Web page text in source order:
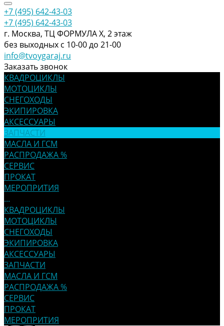
+7 (495) 642-43-03
+7 (495) 642-43-03
г. Москва, ТЦ ФОРМУЛА Х, 2 этаж
без выходных с 10-00 до 21-00
info@tvoygaraj.ru
Заказать звонок
КВАДРОЦИКЛЫ
МОТОЦИКЛЫ
СНЕГОХОДЫ
ЭКИПИРОВКА
АКСЕССУАРЫ
ЗАПЧАСТИ
МАСЛА И ГСМ
РАСПРОДАЖА %
СЕРВИС
ПРОКАТ
МЕРОПРИТИЯ
...
КВАДРОЦИКЛЫ
МОТОЦИКЛЫ
СНЕГОХОДЫ
ЭКИПИРОВКА
АКСЕССУАРЫ
ЗАПЧАСТИ
МАСЛА И ГСМ
РАСПРОДАЖА %
СЕРВИС
ПРОКАТ
МЕРОПРИТИЯ